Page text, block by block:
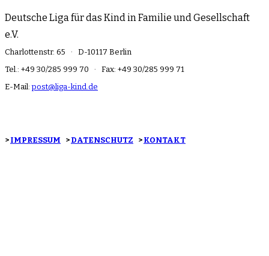
Deutsche Liga für das Kind in Familie und Gesellschaft
e.V.
Charlottenstr. 65 · D-10117 Berlin
Tel.: +49 30/285 999 70 · Fax: +49 30/285 999 71
E-Mail:post@liga-kind.de
> IMPRESSUM > DATENSCHUTZ > KONTAKT